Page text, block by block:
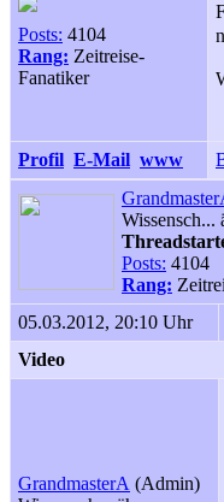
Posts: 4104
Rang: Zeitreise-
Fanatiker
Profil E-Mail www
Wissensch...
Posts: 4104
Rang:
05.03.2012, 20:10 Uhr
Video
GrandmasterA (Admin)